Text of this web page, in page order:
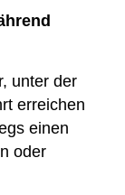
unter der
erreichen
einen
oder